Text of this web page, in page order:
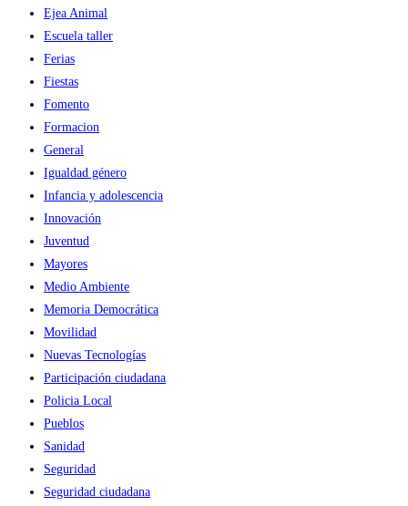
Ejea Animal
Escuela taller
Ferias
Fiestas
Fomento
Formacion
General
Igualdad género
Infancia y adolescencia
Innovación
Juventud
Mayores
Medio Ambiente
Memoria Democrática
Movilidad
Nuevas Tecnologías
Participación ciudadana
Policia Local
Pueblos
Sanidad
Seguridad
Seguridad ciudadana